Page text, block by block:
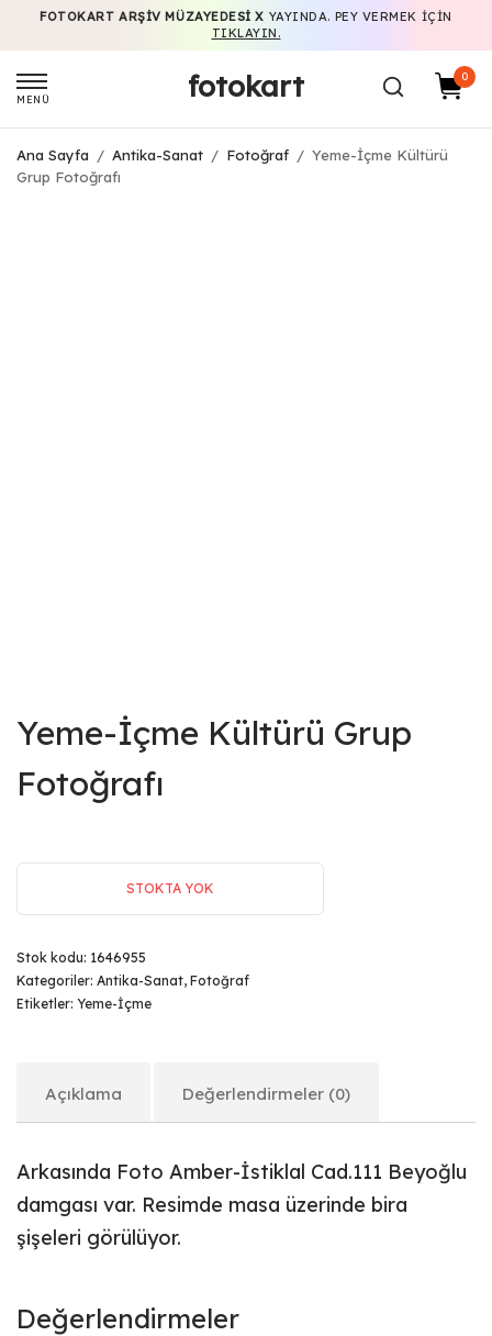
FOTOKART ARŞIV MÜZAYEDESI X YAYINDA. PEY VERMEK IÇIN
TIKLAYIN.
MENÜ fotokart 0
Ana Sayfa / Antika-Sanat / Fotoğraf / Yeme-İçme Kültürü
Grup Fotoğrafı
Yeme-İçme Kültürü Grup
Fotoğrafı
STOKTA YOK
Stok kodu: 1646955
Kategoriler: Antika-Sanat, Fotoğraf
Etiketler: Yeme-İçme
Açıklama Değerlendirmeler (0)
Arkasında Foto Amber-İstiklal Cad.111 Beyoğlu
damgası var. Resimde masa üzerinde bira
şişeleri görülüyor.
Değerlendirmeler